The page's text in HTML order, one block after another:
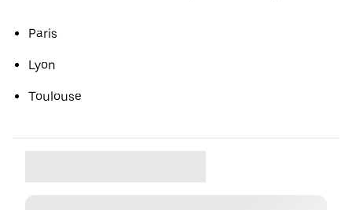
Paris
Lyon
Toulouse